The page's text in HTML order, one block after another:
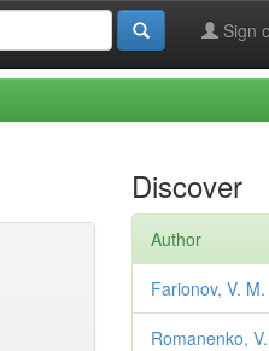
Sign
Discover
Author
Farionov, V. M.
Romanenko,